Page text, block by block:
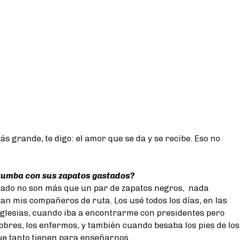
grande, te digo: el amor que se da y se recibe. Eso no
con sus zapatos gastados?
no son más que un par de zapatos negros, nada
mis compañeros de ruta. Los usé todos los días, en las
cuando iba a encontrarme con presidentes pero
los enfermos, y también cuando besaba los pies de los
tanto tienen para enseñarnos.